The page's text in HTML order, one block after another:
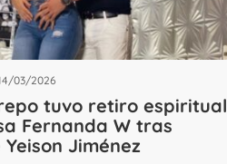
03/2026
tuvo retiro espiritual
Fernanda W tras
Jiménez